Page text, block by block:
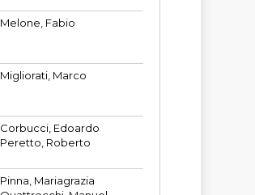
Melone, Fabio
Migliorati, Marco
Corbucci, Edoardo
Peretto, Roberto
Pinna, Mariagrazia